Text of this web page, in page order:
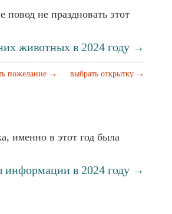
не праздновать этот
животных в 2024 году →
выбрать открытку →
пожелание →
именно в этот год была
информации в 2024 году →